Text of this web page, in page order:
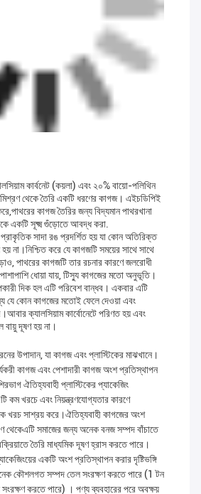
কার্বনেট (কয়লা) এবং ২০% বায়ো-পলিথিন
থেকে তৈরি একটি ধরণের কাগজ। এইচডিপিই
কাগজ তৈরির জন্য বিদ্যমান পাথরখানা
একটি সূক্ষ্ম গুঁড়োতে আবদ্ধ করা.
সাদা রঙ প্রদর্শিত হয় যা কোন অতিরিক্ত
না।নিশ্চিত করে যে কাগজটি সময়ের সাথে সাথে
পাথরের কাগজটি তার রচনার কারণে জলরোধী
ধোয়া যায়, টিস্যু কাগজের মতো অনুভূতি।
দিক হল এটি পরিবেশ বান্ধব। একবার এটি
যে কোন কাগজের মতোই ফেলে দেওয়া এবং
ক্যালসিয়াম কার্বোনেটে পরিণত হয় এবং
দূষণ হয় না।
উপাদান, যা কাগজ এবং প্লাস্টিকের মাঝখানে।
কাগজ এবং পেশাদারী কাগজ অংশ প্রতিস্থাপন
ঐতিহ্যবাহী প্লাস্টিকের প্যাকেজিং
কম খরচে এবং নিয়ন্ত্রণযোগ্যতার কারণে
খরচ সাশ্রয় করে।ঐতিহ্যবাহী কাগজের অংশ
থেকেএটি সমাজের জন্য অনেক বনজ সম্পদ বাঁচাতে
তৈরি মাধ্যমিক দূষণ হ্রাস করতে পারে।
একটি অংশ প্রতিস্থাপন করার দৃষ্টিভঙ্গি
কৌশলগত সম্পদ তেল সংরক্ষণ করতে পারে (1 টন
করতে পারে) । পণ্য ব্যবহারের পরে অবক্ষয়